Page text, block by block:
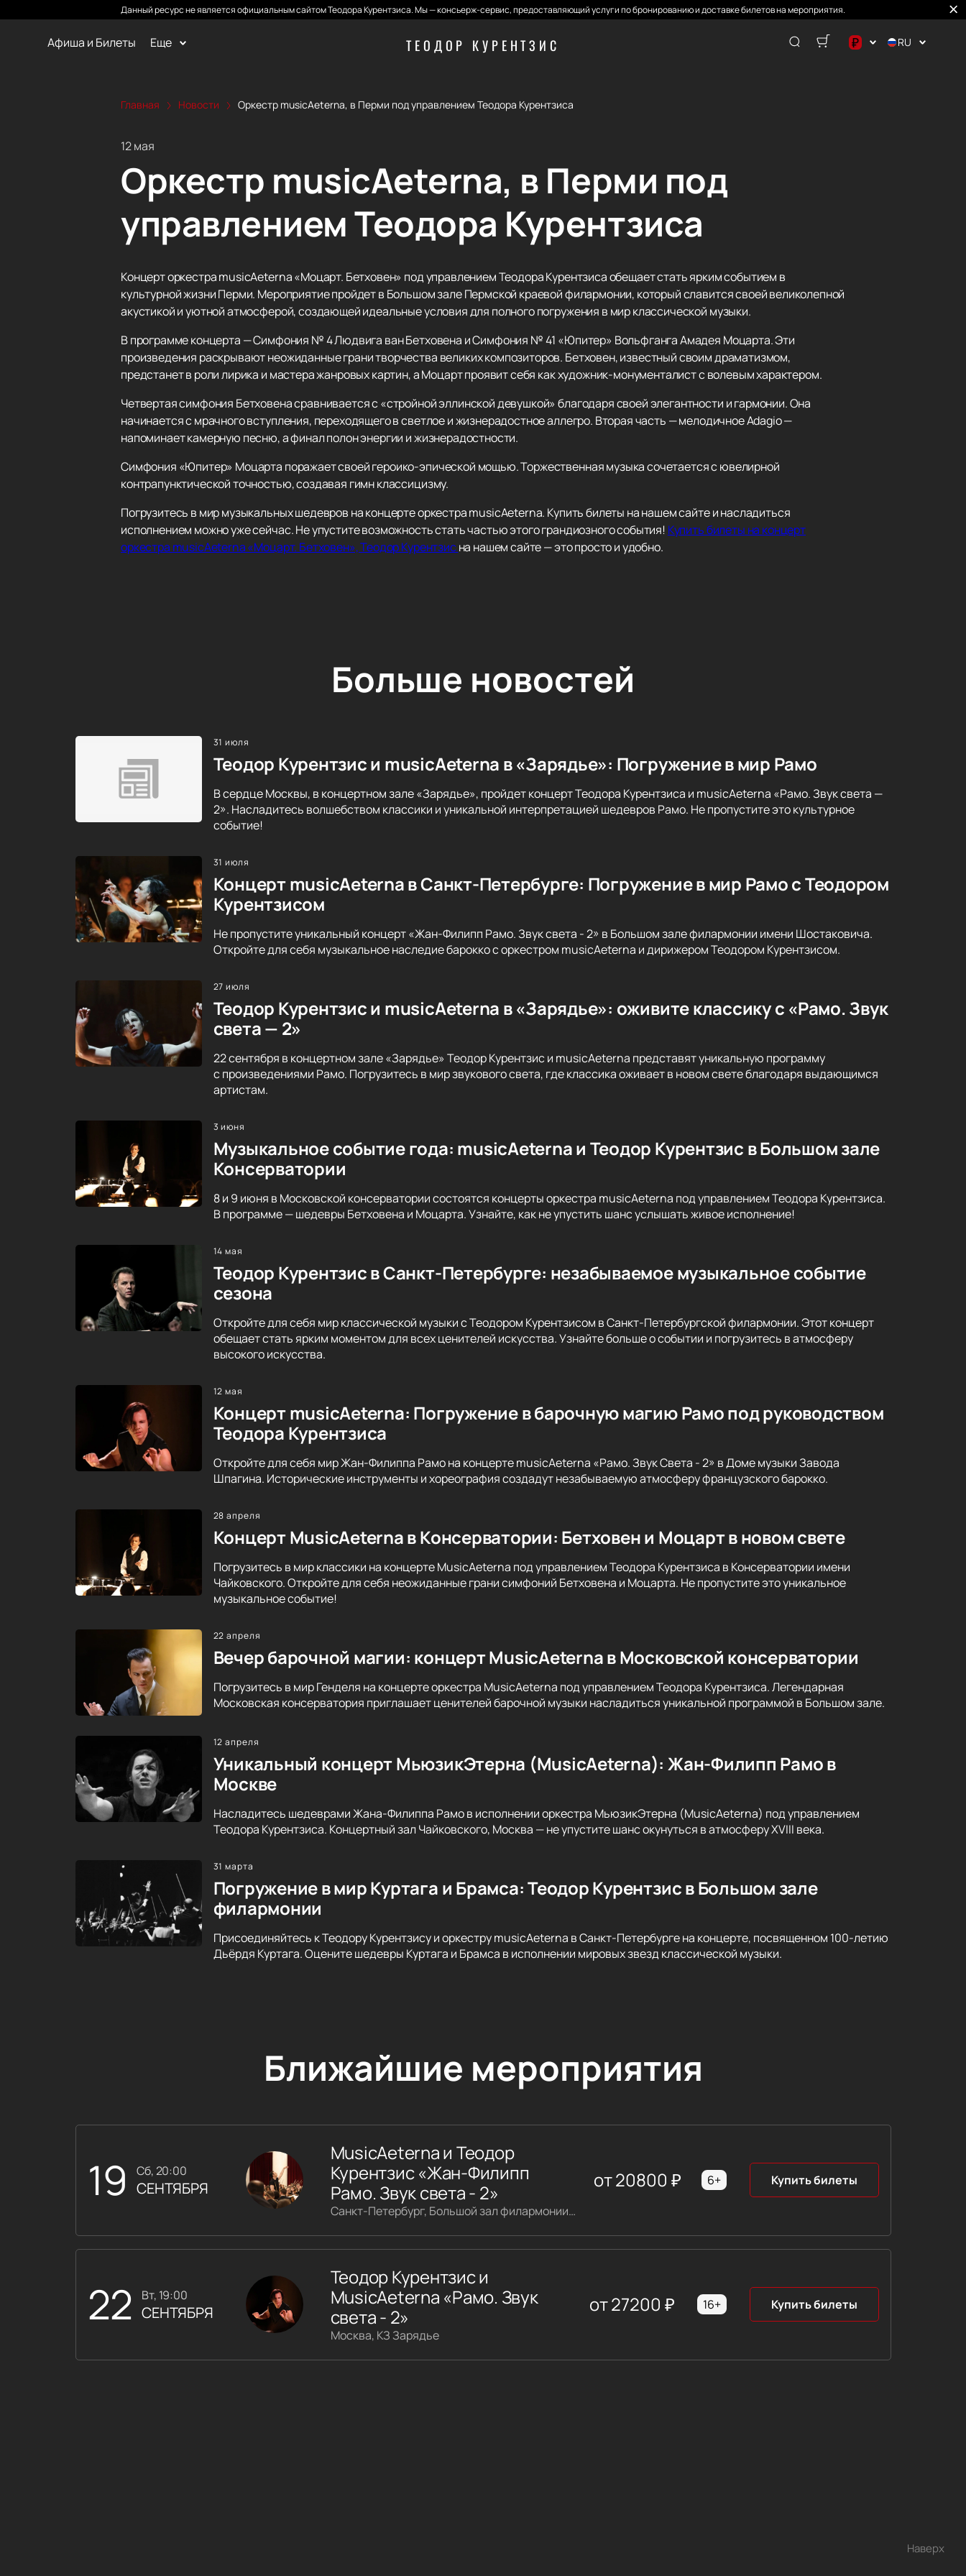
Данный ресурс не является официальным сайтом Теодора Курентзиса. Мы — консьерж-сервис, предоставляющий услуги по бронированию и доставке билетов на мероприятия.
ТЕОДОР КУРЕНТЗИС
Афиша и Билеты Еще ₽ RU
Главная Новости Оркестр musicAeterna, в Перми под управлением Теодора Курентзиса
12 мая
Оркестр musicAeterna, в Перми под
управлением Теодора Курентзиса
Концерт оркестра musicAeterna «Моцарт. Бетховен» под управлением Теодора Курентзиса обещает стать ярким событием в
культурной жизни Перми. Мероприятие пройдет в Большом зале Пермской краевой филармонии, который славится своей великолепной
акустикой и уютной атмосферой, создающей идеальные условия для полного погружения в мир классической музыки.
В программе концерта — Симфония № 4 Людвига ван Бетховена и Симфония № 41 «Юпитер» Вольфганга Амадея Моцарта. Эти
произведения раскрывают неожиданные грани творчества великих композиторов. Бетховен, известный своим драматизмом,
предстанет в роли лирика и мастера жанровых картин, а Моцарт проявит себя как художник-монументалист с волевым характером.
Четвертая симфония Бетховена сравнивается с «стройной эллинской девушкой» благодаря своей элегантности и гармонии. Она
начинается с мрачного вступления, переходящего в светлое и жизнерадостное аллегро. Вторая часть — мелодичное Adagio —
напоминает камерную песню, а финал полон энергии и жизнерадостности.
Симфония «Юпитер» Моцарта поражает своей героико-эпической мощью. Торжественная музыка сочетается с ювелирной
контрапунктической точностью, создавая гимн классицизму.
Погрузитесь в мир музыкальных шедевров на концерте оркестра musicAeterna. Купить билеты на нашем сайте и насладиться
исполнением можно уже сейчас. Не упустите возможность стать частью этого грандиозного события! Купить билеты на концерт
оркестра musicAeterna «Моцарт. Бетховен», Теодор Курентзис на нашем сайте — это просто и удобно.
Больше новостей
31 июля
Теодор Курентзис и musicAeterna в «Зарядье»: Погружение в мир Рамо
В сердце Москвы, в концертном зале «Зарядье», пройдет концерт Теодора Курентзиса и musicAeterna «Рамо. Звук света —
2». Насладитесь волшебством классики и уникальной интерпретацией шедевров Рамо. Не пропустите это культурное
событие!
31 июля
Концерт musicAeterna в Санкт-Петербурге: Погружение в мир Рамо с Теодором
Курентзисом
Не пропустите уникальный концерт «Жан-Филипп Рамо. Звук света - 2» в Большом зале филармонии имени Шостаковича.
Откройте для себя музыкальное наследие барокко с оркестром musicAeterna и дирижером Теодором Курентзисом.
27 июля
Теодор Курентзис и musicAeterna в «Зарядье»: оживите классику с «Рамо. Звук
света — 2»
22 сентября в концертном зале «Зарядье» Теодор Курентзис и musicAeterna представят уникальную программу
с произведениями Рамо. Погрузитесь в мир звукового света, где классика оживает в новом свете благодаря выдающимся
артистам.
3 июня
Музыкальное событие года: musicAeterna и Теодор Курентзис в Большом зале
Консерватории
8 и 9 июня в Московской консерватории состоятся концерты оркестра musicAeterna под управлением Теодора Курентзиса.
В программе — шедевры Бетховена и Моцарта. Узнайте, как не упустить шанс услышать живое исполнение!
14 мая
Теодор Курентзис в Санкт-Петербурге: незабываемое музыкальное событие
сезона
Откройте для себя мир классической музыки с Теодором Курентзисом в Санкт-Петербургской филармонии. Этот концерт
обещает стать ярким моментом для всех ценителей искусства. Узнайте больше о событии и погрузитесь в атмосферу
высокого искусства.
12 мая
Концерт musicAeterna: Погружение в барочную магию Рамо под руководством
Теодора Курентзиса
Откройте для себя мир Жан-Филиппа Рамо на концерте musicAeterna «Рамо. Звук Света - 2» в Доме музыки Завода
Шпагина. Исторические инструменты и хореография создадут незабываемую атмосферу французского барокко.
28 апреля
Концерт MusicAeterna в Консерватории: Бетховен и Моцарт в новом свете
Погрузитесь в мир классики на концерте MusicAeterna под управлением Теодора Курентзиса в Консерватории имени
Чайковского. Откройте для себя неожиданные грани симфоний Бетховена и Моцарта. Не пропустите это уникальное
музыкальное событие!
22 апреля
Вечер барочной магии: концерт MusicAeterna в Московской консерватории
Погрузитесь в мир Генделя на концерте оркестра MusicAeterna под управлением Теодора Курентзиса. Легендарная
Московская консерватория приглашает ценителей барочной музыки насладиться уникальной программой в Большом зале.
12 апреля
Уникальный концерт МьюзикЭтерна (MusicAeterna): Жан-Филипп Рамо в
Москве
Насладитесь шедеврами Жана-Филиппа Рамо в исполнении оркестра МьюзикЭтерна (MusicAeterna) под управлением
Теодора Курентзиса. Концертный зал Чайковского, Москва — не упустите шанс окунуться в атмосферу XVIII века.
31 марта
Погружение в мир Куртага и Брамса: Теодор Курентзис в Большом зале
филармонии
Присоединяйтесь к Теодору Курентзису и оркестру musicAeterna в Санкт-Петербурге на концерте, посвященном 100-летию
Дьёрдя Куртага. Оцените шедевры Куртага и Брамса в исполнении мировых звезд классической музыки.
Ближайшие мероприятия
19 сб, 20:00
СЕНТЯБРЯ
MusicAeterna и Теодор
Курентзис «Жан-Филипп
Рамо. Звук света - 2»
Санкт-Петербург, Большой зал филармонии имени Шостаковича
от20800 ₽ 6+ Купить билеты
22 вт, 19:00
СЕНТЯБРЯ
Теодор Курентзис и
MusicAeterna «Рамо. Звук
света - 2»
Москва, КЗ Зарядье
от27200 ₽ 16+ Купить билеты
Наверх